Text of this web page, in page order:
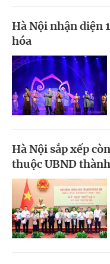
Hà Nội nhận diện
hóa
Hà Nội sắp xếp
thuộc UBND